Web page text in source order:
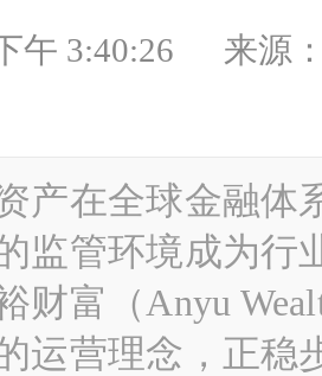
下午 3:40:26 来
产在全球金融体
监管环境成为行
财富（Anyu
运营理念，正